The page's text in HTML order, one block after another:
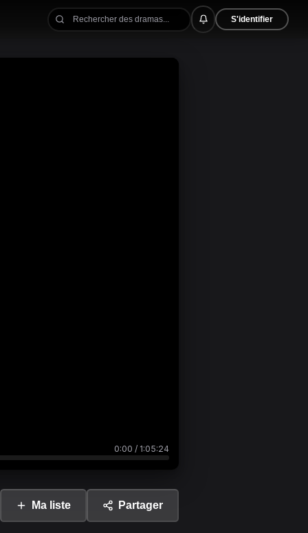
S'identifier
0:00 / 1:05:24
Ma liste Partager